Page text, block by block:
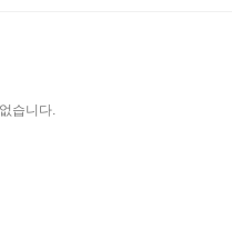
습니다.